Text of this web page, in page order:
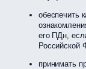
обеспечить
его ПДн,
Российской
принимать